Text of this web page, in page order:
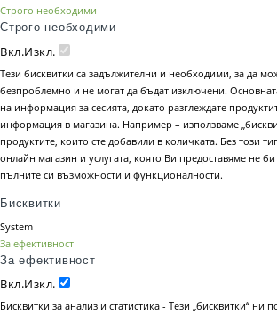
Строго необходими
Строго необходими
Вкл.Изкл.
Тези бисквитки са задължителни и необходими, за да
безпроблемно и не могат да бъдат изключени.
на информация за сесията, докато разглеждате
информация в магазина. Например – използваме
продуктите, които сте добавили в количката. Без този
онлайн магазин и услугата, която Ви предоставяме не
пълните си възможности и функционалности.
Бисквитки
System
За ефективност
За ефективност
Вкл.Изкл.
Бисквитки за анализ и статистика - Тези „бисквитки“ ни